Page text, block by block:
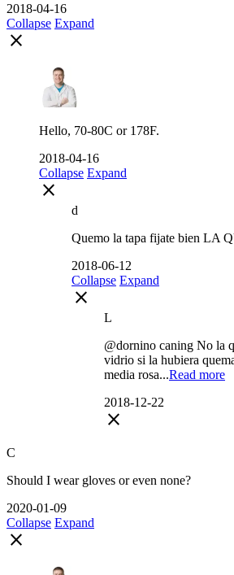
2018-04-16
Collapse Expand
close
Hello, 70-80C or 178F.
2018-04-16
Collapse Expand
close
d
Quemo la tapa fijate bien LA
2018-06-12
Collapse Expand
close
L
@dornino caning No la
vidrio si la hubiera
media rosa...Read more
2018-12-22
close
C
Should I wear gloves or even none?
2020-01-09
Collapse Expand
close